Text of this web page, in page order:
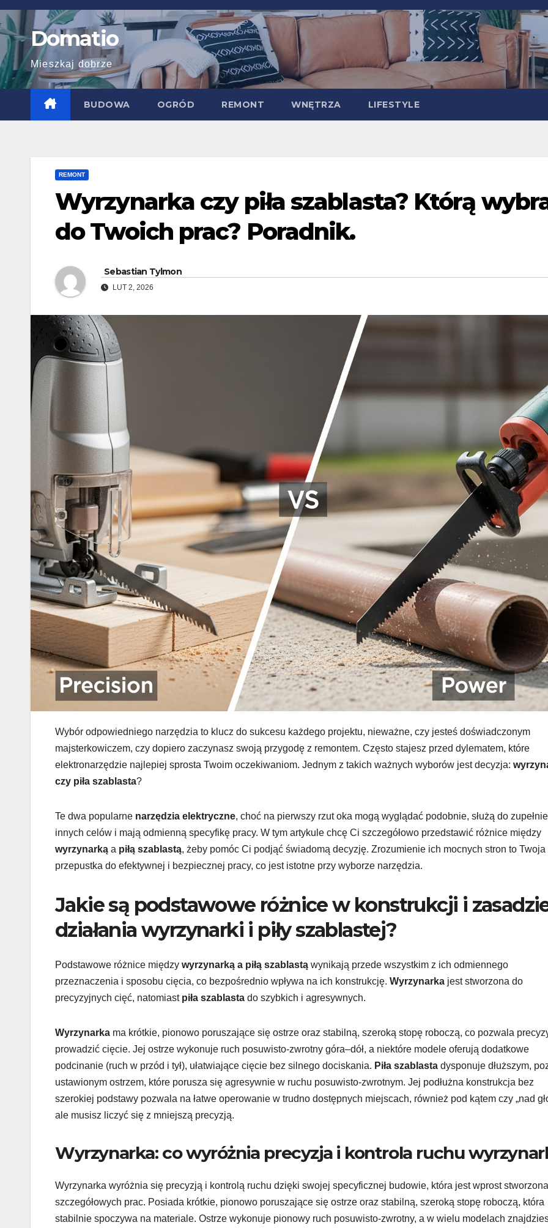
Skip
to
content Domatio
Mieszkaj dobrze
BUDOWA OGRÓD REMONT WNĘTRZA LIFESTYLE
REMONT
Wyrzynarka czy piła szablasta? Którą
do Twoich prac? Poradnik.
Sebastian Tylmon
LUT 2, 2026
Wybór odpowiedniego narzędzia to klucz do sukcesu każdego projektu, nieważne, czy jesteś doświadczonym
majsterkowiczem, czy dopiero zaczynasz swoją przygodę z remontem. Często stajesz przed dylematem, które
elektronarzędzie najlepiej sprosta Twoim oczekiwaniom. Jednym z takich ważnych wyborów jest decyzja:
czy piła szablasta?
Te dwa popularne narzędzia elektryczne, choć na pierwszy rzut oka mogą wyglądać podobnie, służą do zupełnie
innych celów i mają odmienną specyfikę pracy. W tym artykule chcę Ci szczegółowo przedstawić różnice między
wyrzynarką a piłą szablastą, żeby pomóc Ci podjąć świadomą decyzję. Zrozumienie ich mocnych stron to Twoja
przepustka do efektywnej i bezpiecznej pracy, co jest istotne przy wyborze narzędzia.
Jakie są podstawowe różnice w konstrukcji i
działania wyrzynarki i piły szablastej?
Podstawowe różnice między wyrzynarką a piłą szablastą wynikają przede wszystkim z ich odmiennego
przeznaczenia i sposobu cięcia, co bezpośrednio wpływa na ich konstrukcję. Wyrzynarka jest stworzona do
precyzyjnych cięć, natomiast piła szablasta do szybkich i agresywnych.
Wyrzynarka ma krótkie, pionowo poruszające się ostrze oraz stabilną, szeroką stopę roboczą, co pozwala
prowadzić cięcie. Jej ostrze wykonuje ruch posuwisto-zwrotny góra–dół, a niektóre modele oferują dodatkowe
podcinanie (ruch w przód i tył), ułatwiające cięcie bez silnego dociskania. Piła szablasta dysponuje dłuższym,
ustawionym ostrzem, które porusza się agresywnie w ruchu posuwisto-zwrotnym. Jej podłużna konstrukcja bez
szerokiej podstawy pozwala na łatwe operowanie w trudno dostępnych miejscach, również pod kątem czy „nad
ale musisz liczyć się z mniejszą precyzją.
Wyrzynarka: co wyróżnia precyzja i kontrola ruchu
Wyrzynarka wyróżnia się precyzją i kontrolą ruchu dzięki swojej specyficznej budowie, która jest wprost
szczegółowych prac. Posiada krótkie, pionowo poruszające się ostrze oraz stabilną, szeroką stopę roboczą, która
stabilnie spoczywa na materiale. Ostrze wykonuje pionowy ruch posuwisto-zwrotny, a w wielu modelach